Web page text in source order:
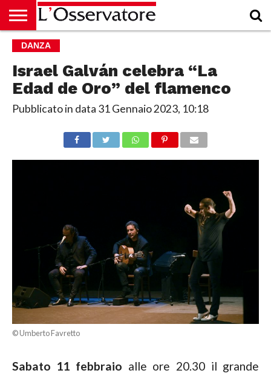
HOME
CULTURA
ECONOMIA
RUBRICHE
ARCHIVIO
PODCAST
ABBONAMENTO
CHI
ACCEDI
DANZA
Israel Galván celebra “La
Edad de Oro” del flamenco
Pubblicato in data 31 Gennaio 2023, 10:18
© Umberto Favretto
Sabato 11 febbraio alle ore 20.30 il grande